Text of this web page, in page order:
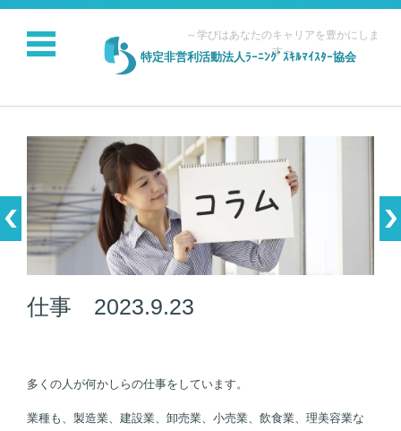
特定非営利活動法人ﾗｰﾆﾝｸﾞｽｷﾙﾏｲｽﾀｰ協会
～学びはあなたのキャリアを豊かにしま
す～
コンテンツに移動
仕事 2023.9.23
多くの人が何かしらの仕事をしています。
業種も、製造業、建設業、卸売業、小売業、飲食業、理美容業な